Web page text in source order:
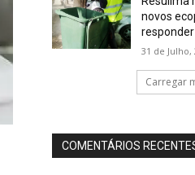
novos
31 de Julho,
Carregar
COMENTÁRIOS